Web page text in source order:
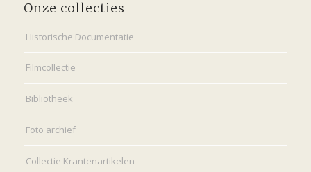
Onze collecties
Historische Documentatie
Filmcollectie
Bibliotheek
Foto archief
Collectie Krantenartikelen